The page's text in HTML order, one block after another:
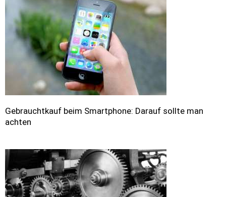
Gebrauchtkauf beim Smartphone: Darauf sollte man
achten